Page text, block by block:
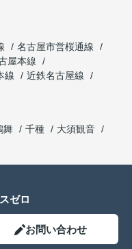
名古屋市営桜通線
屋本線
線
近鉄名古屋線
舞 千種
大須観音
ゼロ
お問い合わせ